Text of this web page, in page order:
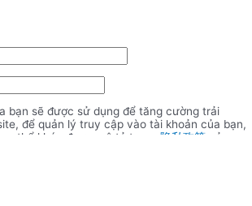
bạn sẽ được sử dụng để tăng cường trải
để quản lý truy cập vào tài khoản của bạn,
thể khác được mô tả trong 隐私政策 của